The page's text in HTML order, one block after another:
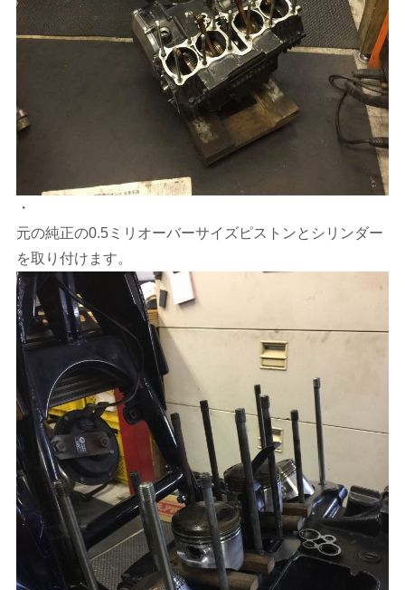
・
元の純正の0.5ミリオーバーサイズピストンとシリンダー
を取り付けます。